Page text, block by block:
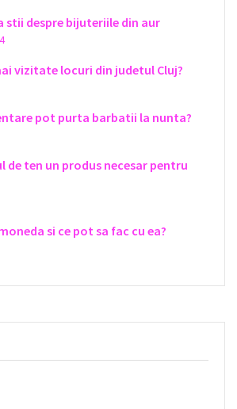
stii despre bijuteriile din aur
vizitate locuri din judetul Cluj?
pot purta barbatii la nunta?
de ten un produs necesar pentru
si ce pot sa fac cu ea?